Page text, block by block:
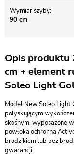
Wymiar szyby
90 cm
Opis produktu
cm + element
Soleo Light
Model New Soleo Light
połyskującym
skośnym, wyposażone
powłoką ochronną
brodzikiem lub bez
gwarancji.